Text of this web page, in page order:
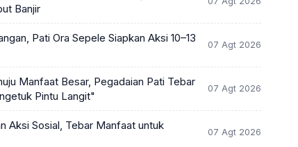
Banjir
Pati Ora Sepele Siapkan Aksi 10–13
07 Agt 2026
Manfaat Besar, Pegadaian Pati Tebar
Pintu Langit"
07 Agt 2026
Aksi Sosial, Tebar Manfaat untuk
07 Agt 2026